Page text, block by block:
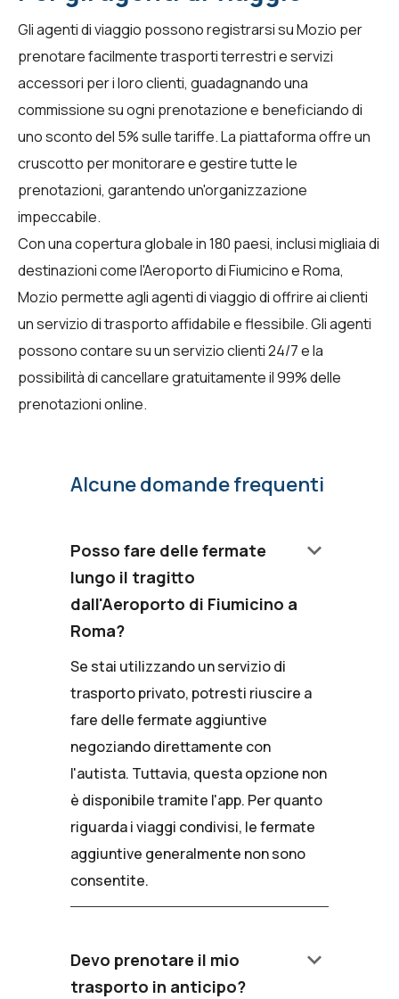
Gliagenti di viaggio possono registrarsi su Mozio per
prenotare facilmente trasporti terrestri e servizi
accessori per i loro clienti, guadagnando una
commissione su ogni prenotazione e beneficiando di
uno sconto del 5% sulle tariffe. La piattaforma offre un
cruscotto per monitorare e gestire tutte le
prenotazioni, garantendo un'organizzazione
impeccabile.
Con una copertura globale in 180 paesi, inclusi migliaia di
destinazioni come l'Aeroporto di Fiumicino e Roma,
Mozio permette agli agenti di viaggio di offrire ai clienti
un servizio di trasporto affidabile e flessibile. Gli agenti
possono contare su un servizio clienti 24/7 e la
possibilità di cancellare gratuitamente il 99% delle
prenotazioni online.
Alcune domande frequenti
Posso fare delle fermate
lungo il tragitto
dall'Aeroporto di Fiumicino a
Roma?
keyboard_arrow_down
Se stai utilizzando un servizio di
trasporto privato, potresti riuscire a
fare delle fermate aggiuntive
negoziando direttamente con
l'autista. Tuttavia, questa opzione non
è disponibile tramite l'app. Per quanto
riguarda i viaggi condivisi, le fermate
aggiuntive generalmente non sono
consentite.
Devo prenotare il mio
trasporto in anticipo?
keyboard_arrow_down